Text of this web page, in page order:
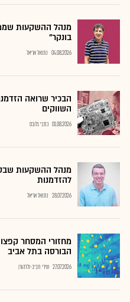
מנהל ההשקעות
בונקר"
04.08.2026 נתנאל אריאל
הבכיר שרואה
השווקים
01.08.2026 כתבי גלובס
מנהל ההשקעות
להזדמנות
28.07.2026 נתנאל אריאל
מחזורי המסחר
הבורסה בתל אביב
27.07.2026 שירי חביב-ולדהורן